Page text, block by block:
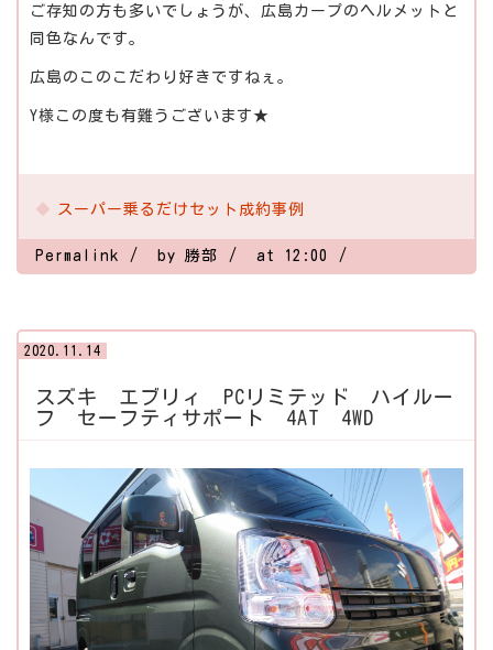
ご存知の方も多いでしょうが、広島カープのヘルメットと
同色なんです。
広島のこのこだわり好きですねぇ。
Y様この度も有難うございます★
スーパー乗るだけセット成約事例
Permalink by 勝部 at 12:00
2020.11.14
スズキ エブリィ PCリミテッド ハイルー
フ セーフティサポート 4AT 4WD